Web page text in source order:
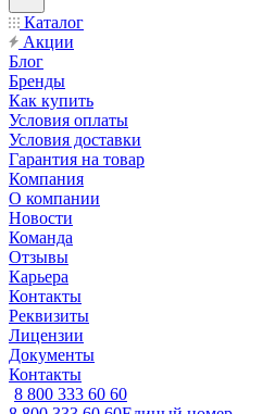
Каталог
Акции
Блог
Бренды
Как купить
Условия оплаты
Условия доставки
Гарантия на товар
Компания
О компании
Новости
Команда
Отзывы
Карьера
Контакты
Реквизиты
Лицензии
Документы
Контакты
8 800 333 60 60